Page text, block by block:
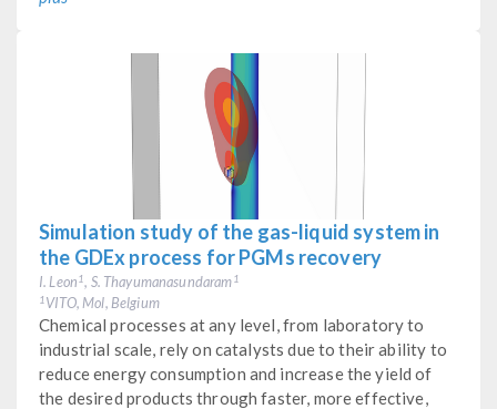
Simulation study of the gas-liquid system in
the GDEx process for PGMs recovery
I. Leon1 , S. Thayumanasundaram1
1 VITO, Mol, Belgium
Chemical processes at any level, from laboratory to
industrial scale, rely on catalysts due to their ability to
reduce energy consumption and increase the yield of
the desired products through faster, more effective,